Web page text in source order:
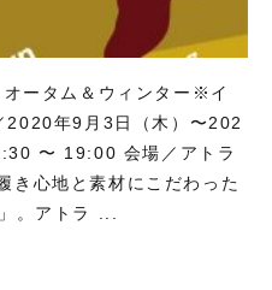
ータム＆ウィンター※イ
2020年9月3日（木）〜202
〜 19:00 会場／アトラ
き心地と素材にこだわった
。アトラ ...